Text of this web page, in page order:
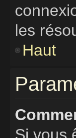
les
Haut